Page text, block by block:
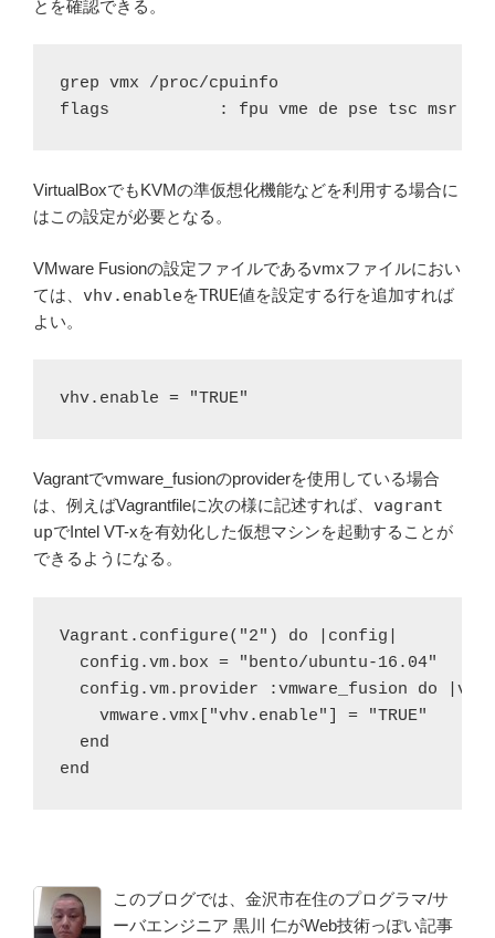
とを確認できる。
grep vmx /proc/cpuinfo
VirtualBoxでもKVMの準仮想化機能などを利用する場合に
はこの設定が必要となる。
VMware Fusionの設定ファイルであるvmxファイルにおい
ては、 vhv.enableをTRUE値を設定する行を追加すれば
よい。
vhv.enable = "TRUE"
Vagrantでvmware_fusionのproviderを使用している場合
は、例えばVagrantfileに次の様に記述すれば、 vagrant
upでIntel VT-xを有効化した仮想マシンを起動することが
できるようになる。
Vagrant.configure("2") do |config|
  config.vm.box = "bento/ubuntu-16.04"
config.vm.provider :vmware_fusion do
    vmware.vmx["vhv.enable"] = "TRUE"
  end
このブログでは、金沢市在住のプログラマ/サ
ーバエンジニア 黒川 仁がWeb技術っぽい記事